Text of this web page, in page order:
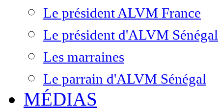
Le président ALVM France
Le président d'ALVM Sénégal
Les marraines
Le parrain d'ALVM Sénégal
MÉDIAS